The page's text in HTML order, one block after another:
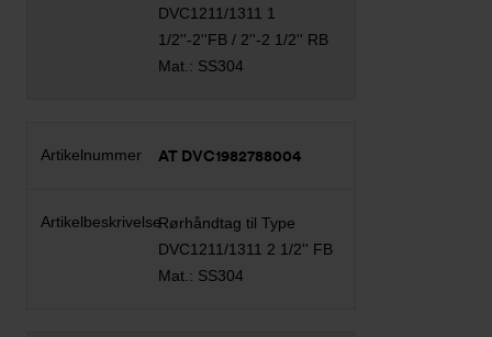
DVC1211/1311 1
1/2''-2''FB / 2''-2 1/2'' RB
Mat.: SS304
AT DVC1982788004
Rørhåndtag til Type
DVC1211/1311 2 1/2'' FB
Mat.: SS304